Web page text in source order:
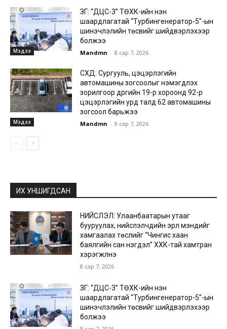
Мэдээ
ЗГ: “ДЦС-3” ТӨХК-ийн нэн
шаардлагатай “Турбингенератор-5”-ын
шинэчлэлийн төсвийг шийдвэрлэхээр
болжээ
Mandmn - 8 сар 7, 2026
Мэдээ
СХД: Сургууль, цэцэрлэгийн
автомашины зогсоолыг нэмэгдүүлэх
зорилгоор дүүргийн 19-р хороонд 92-р
цэцэрлэгийн урд талд 62 автомашины
зогсоол барьжээ
Mandmn - 8 сар 7, 2026
ИХ УНШИГДСАН
НИЙСЛЭЛ: Улаанбаатарын утааг
бууруулах, нийслэлчүүдийн эрүүл мэндийг
хамгаалах төслийг “Чингис хаан
баялгийн сан нэгдэл” ХХК-тай хамтран
хэрэгжүүлнэ
8 сар 7, 2026
ЗГ: “ДЦС-3” ТӨХК-ийн нэн
шаардлагатай “Турбингенератор-5”-ын
шинэчлэлийн төсвийг шийдвэрлэхээр
болжээ